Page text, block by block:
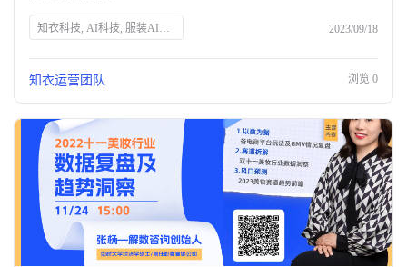
知衣科技, AI科技, 服装AI大数据, 个护消费趋势, 消费者需求, 个人护理, 精细化消费, 品牌突破, 直播预告, 数据洞察 2023/09/18
知衣运营团队 浏览 0